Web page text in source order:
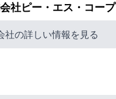
社ピー・エス・コープ
社の詳しい情報を見る